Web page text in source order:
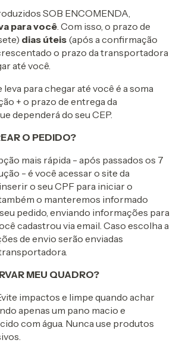
SOB ENCOMENDA,
para você. Com isso, o prazo de
dias úteis (após a confirmação
o prazo da transportadora
até você.
para chegar até você é a soma
+ o prazo de entrega da
dependerá do seu CEP.
O PEDIDO?
mais rápida - após passados os 7
- é você acessar o site da
o seu CPF para iniciar o
o manteremos informado
pedido, enviando informações para
cadastrou via email. Caso escolha a
de envio serão enviadas
MEU QUADRO?
impactos e limpe quando achar
apenas um pano macio e
com água. Nunca use produtos